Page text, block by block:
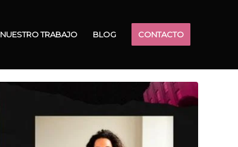
NUESTRO TRABAJO BLOG CONTACTO